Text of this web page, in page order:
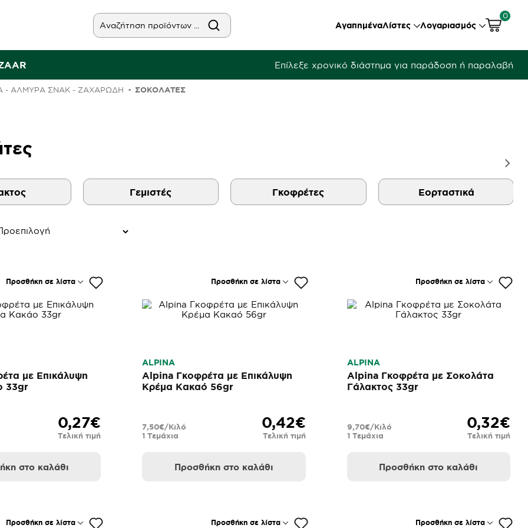
ΑγαπημέναΛίστες Λογαριασμός
0
Επίλεξε χρονικό διάστημα για παράδοση ή παραλαβή
- ΑΛΜΥΡΑ ΣΝΑΚ - ΖΑΧΑΡΩΔΗ ΣΟΚΟΛΆΤΕΣ
Γεμιστές Γκοφρέτες Εορταστικά
Προσθήκη σε λίστα
με Επικάλυψη
33gr
0,27€
Τελική τιμή
στο καλάθι
Προσθήκη σε λίστα
ALPINA
Alpina Γκοφρέτα με Επικάλυψη
Κρέμα Κακαό 56gr
0,42€
Τελική τιμή
1 Τεμάχια
7,50€/Κιλό
Προσθήκη στο καλάθι
Προσθήκη σε λίστα
ALPINA
Alpina Γκοφρέτα με Σοκολάτα
Γάλακτος 33gr
0,32€
Τελική τιμή
1 Τεμάχια
9,70€/Κιλό
Προσθήκη στο καλάθι
Προσθήκη σε λίστα Προσθήκη σε λίστα Προσθήκη σε λίστα